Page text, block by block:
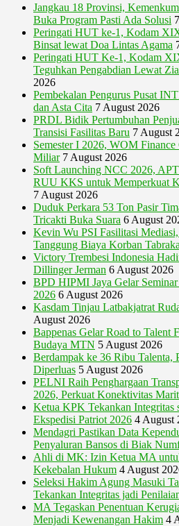
Jangkau 18 Provinsi,
Buka Program Pasti Ada Solusi
Peringati HUT ke-1, Kodam
Binsat lewat Doa Lintas Agama
Peringati HUT Ke-1, Kodam
Teguhkan Pengabdian Lewat
2026
Pembekalan Pengurus Pusat
dan Asta Cita 7 August 2026
PRDL Bidik Pertumbuhan
Transisi Fasilitas Baru 7 August
Semester I 2026, WOM
Miliar 7 August 2026
Soft Launching NCC 2026,
RUU KKS untuk Memperkuat
7 August 2026
Duduk Perkara 53 Ton Pasir
Tricakti Buka Suara 6 August
Kevin Wu PSI Fasilitasi Mediasi,
Tanggung Biaya Korban
Victory Trembesi Indonesia
Dillinger Jerman 6 August 2026
BPD HIPMI Jaya Gelar
2026 6 August 2026
Kasdam Tinjau Latbakjatrat
August 2026
Bappenas Gelar Road to Talent
Budaya MTN 5 August 2026
Berdampak ke 36 Ribu Talenta,
Diperluas 5 August 2026
PELNI Raih Penghargaan
2026, Perkuat Konektivitas
Ketua KPK Tekankan Integritas
Ekspedisi Patriot 2026 4 August
Mendagri Pastikan Data
Penyaluran Bansos di Biak
Ahli di MK: Izin Ketua MA
Kekebalan Hukum 4 August
Seleksi Hakim Agung Masuki
Tekankan Integritas jadi
MA Tegaskan Penentuan
Menjadi Kewenangan Hakim 4